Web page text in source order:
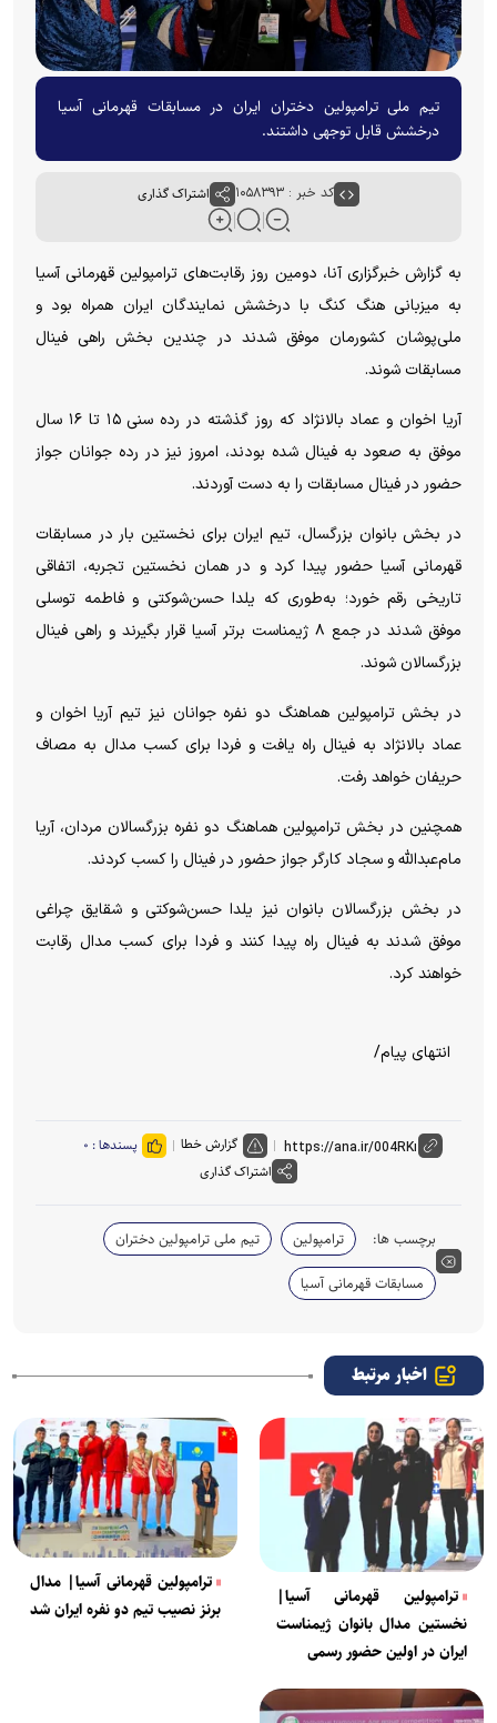
تیم ملی ترامپولین دختران ایران در مسابقات قهرمانی آسیا
درخشش قابل توجهی داشتند.
کد خبر : ۱۰۵۸۳۹۳ اشتراک گذاری
به گزارش خبرگزاری آنا، دومین روز رقابت‌های ترامپولین قهرمانی آسیا
به میزبانی هنگ کنگ با درخشش نمایندگان ایران همراه بود و
ملی‌پوشان کشورمان موفق شدند در چندین بخش راهی فینال
مسابقات شوند.
آریا اخوان و عماد بالانژاد که روز گذشته در رده سنی ۱۵ تا ۱۶ سال
موفق به صعود به فینال شده بودند، امروز نیز در رده جوانان جواز
حضور در فینال مسابقات را به دست آوردند.
در بخش بانوان بزرگسال، تیم ایران برای نخستین بار در مسابقات
قهرمانی آسیا حضور پیدا کرد و در همان نخستین تجربه، اتفاقی
تاریخی رقم خورد؛ به‌طوری که یلدا حسن‌شوکتی و فاطمه توسلی
موفق شدند در جمع ۸ ژیمناست برتر آسیا قرار بگیرند و راهی فینال
بزرگسالان شوند.
در بخش ترامپولین هماهنگ دو نفره جوانان نیز تیم آریا اخوان و
عماد بالانژاد به فینال راه یافت و فردا برای کسب مدال به مصاف
حریفان خواهد رفت.
همچنین در بخش ترامپولین هماهنگ دو نفره بزرگسالان مردان، آریا
مام‌عبدالله و سجاد کارگر جواز حضور در فینال را کسب کردند.
در بخش بزرگسالان بانوان نیز یلدا حسن‌شوکتی و شقایق چراغی
موفق شدند به فینال راه پیدا کنند و فردا برای کسب مدال رقابت
خواهند کرد.
انتهای پیام/
گزارش خطا پسندها : ۰
اشتراک گذاری
برچسب ها: ترامپولین
تیم ملی ترامپولین دختران
مسابقات قهرمانی آسیا
اخبار مرتبط
ترامپولین قهرمانی آسیا|
نخستین مدال بانوان ژیمناست
ایران در اولین حضور رسمی
ترامپولین قهرمانی آسیا| مدال
برنز نصیب تیم دو نفره ایران شد